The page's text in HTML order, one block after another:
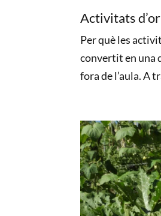
Activitats
Per què les
convertit en una
fora de l’aula. A